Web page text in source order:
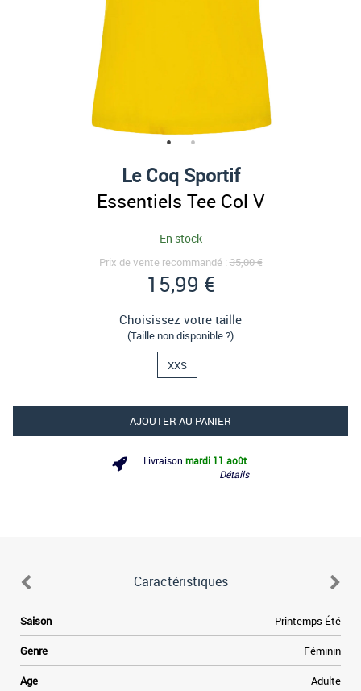
Le Coq Sportif
Essentiels Tee Col V
En stock
Prix de vente recommandé :35,00 €
15,99 €
Choisissez votre taille
(Taille non disponible ?)
XXS
AJOUTER AU PANIER
Livraison mardi 11 août
Détails
Caractéristiques
Saison Printemps Été
Genre Féminin
Age Adulte